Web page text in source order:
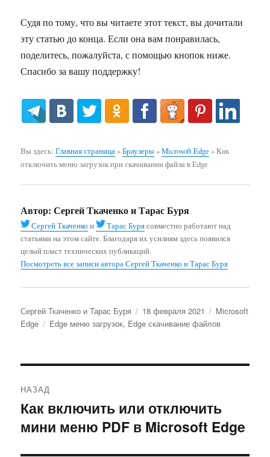
Судя по тому, что вы читаете этот текст, вы дочитали
эту статью до конца. Если она вам понравилась,
поделитесь, пожалуйста, с помощью кнопок ниже.
Спасибо за вашу поддержку!
Вы здесь:Главная страница»Браузеры»Microsoft Edge »Как
отключить меню загрузок при скачивании файла в Edge
Автор: Сергей Ткаченко и Тарас Буря
Сергей Ткаченко и Тарас Бурясовместно работают над
статьями на этом сайте. Благодаря их усилиям здесь появился
целый пласт технических публикаций.
Посмотреть все записи автора Сергей Ткаченко и Тарас Буря
Автор
Сергей Ткаченко и Тарас Буря Опубликовано
18 февраля 2021 Рубрики
Microsoft
Edge
Метки
Edge меню загрузок, Edge скачивание файлов
по
записям
НАЗАД
Предыдущая
запись:
Как включить или отключить
мини меню PDF в Microsoft Edge